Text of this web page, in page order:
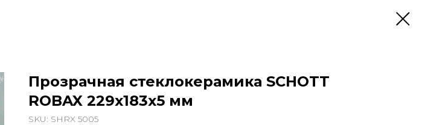
Прозрачная стеклокерамика SCHOTT
ROBAX 229х183х5 мм
SKU: SHRX 5005